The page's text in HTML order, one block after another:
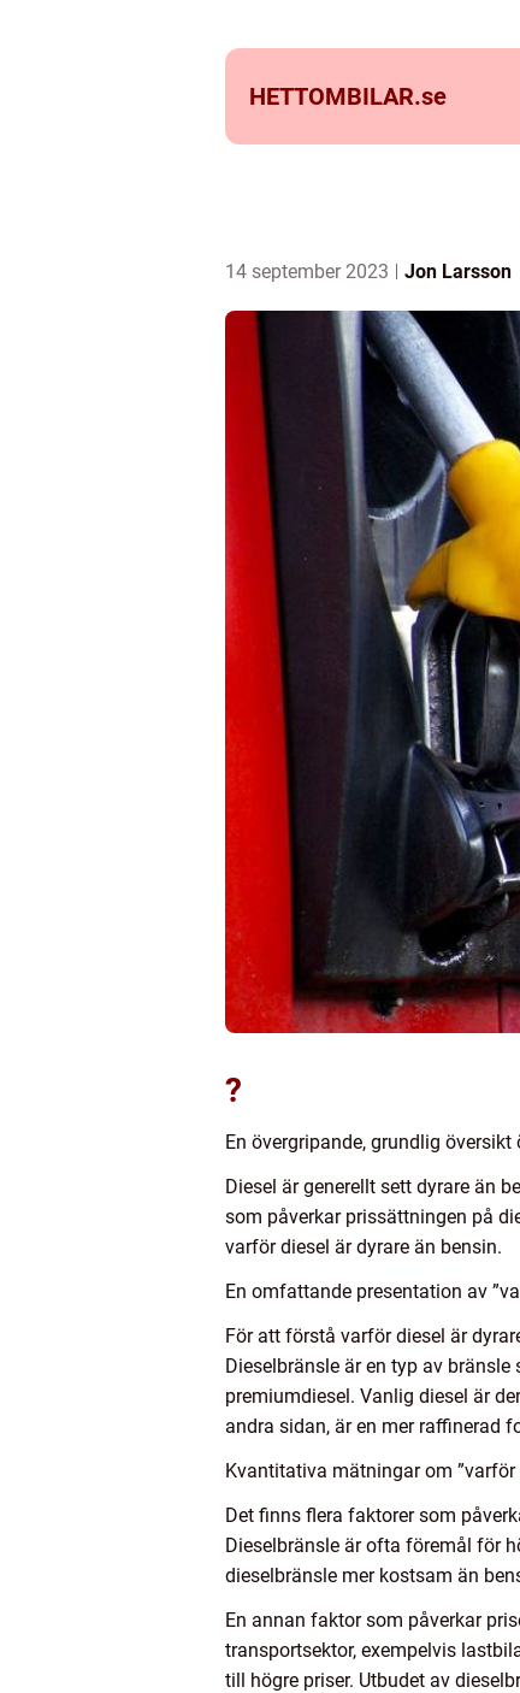
HETTOMBILAR.se
14 september 2023 Jon Larsson
?
En övergripande, grundlig översikt
Diesel är generellt sett dyrare än
som påverkar prissättningen på
varför diesel är dyrare än bensin.
En omfattande presentation av
För att förstå varför diesel är
Dieselbränsle är en typ av
premiumdiesel. Vanlig diesel är
andra sidan, är en mer raffinerad
Kvantitativa mätningar om ”varför
Det finns flera faktorer som
Dieselbränsle är ofta föremål för
dieselbränsle mer kostsam än
En annan faktor som påverkar
transportsektor, exempelvis
till högre priser. Utbudet av